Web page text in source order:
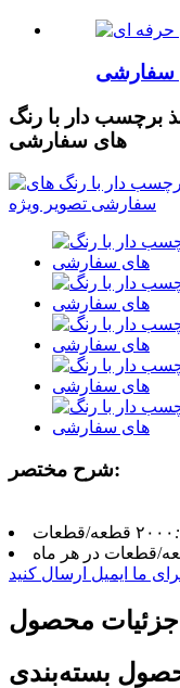
برچسب دار با رنگ
های سفارشی
شرح مختصر:
۲۰۰۰ قطعه/قطعات
ما ایمیل ارسال کنید
جزئیات محصول